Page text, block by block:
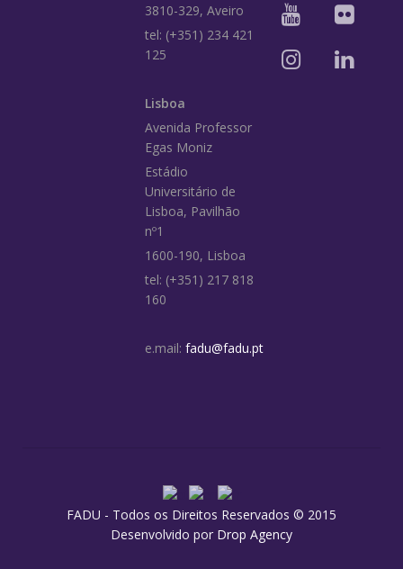
3810-329, Aveiro
tel: (+351) 234 421
125
Lisboa
Avenida Professor
Egas Moniz
Estádio
Universitário de
Lisboa, Pavilhão
nº1
1600-190, Lisboa
tel: (+351) 217 818
160
e.mail: fadu@fadu.pt
FADU - Todos os Direitos Reservados © 2015
Desenvolvido por Drop Agency